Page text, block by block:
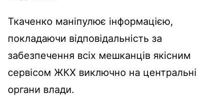
Ткаченко маніпулює інформацією,
покладаючи відповідальність за
забезпечення всіх мешканців якісним
сервісом ЖКХ виключно на центральні
органи влади.